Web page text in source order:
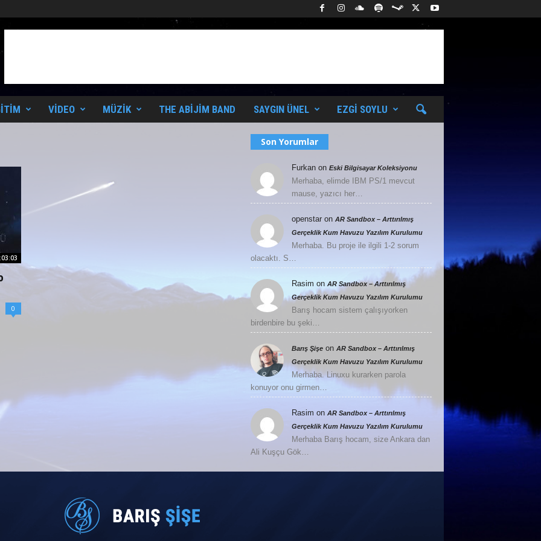
VIDEO MÜZIK THE ABIJIM BAND SAYGIN ÜNEL EZGI SOYLU
0
Son Yorumlar
Furkan on Eski Bilgisayar Koleksiyonu
Merhaba, elimde IBM PS/1 mevcut
mause, yazıcı her…
openstar on AR Sandbox – Arttırılmış
Gerçeklik Kum Havuzu Yazılım Kurulumu
Merhaba. Bu proje ile ilgili 1-2 sorum
olacaktı. S…
Rasim on AR Sandbox – Arttırılmış
Gerçeklik Kum Havuzu Yazılım Kurulumu
Barış hocam sistem çalışıyorken
birdenbire bu şeki…
Barış Şişe on AR Sandbox – Arttırılmış
Gerçeklik Kum Havuzu Yazılım Kurulumu
Merhaba. Linuxu kurarken parola
konuyor onu girmen…
Rasim on AR Sandbox – Arttırılmış
Gerçeklik Kum Havuzu Yazılım Kurulumu
Merhaba Barış hocam, size Ankara dan
Ali Kuşçu Gök…